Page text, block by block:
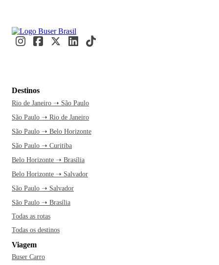
Destinos
Rio de Janeiro ➝ São Paulo
São Paulo ➝ Rio de Janeiro
São Paulo ➝ Belo Horizonte
São Paulo ➝ Curitiba
Belo Horizonte ➝ Brasília
Belo Horizonte ➝ Salvador
São Paulo ➝ Salvador
São Paulo ➝ Brasília
Todas as rotas
Todas os destinos
Viagem
Buser Carro